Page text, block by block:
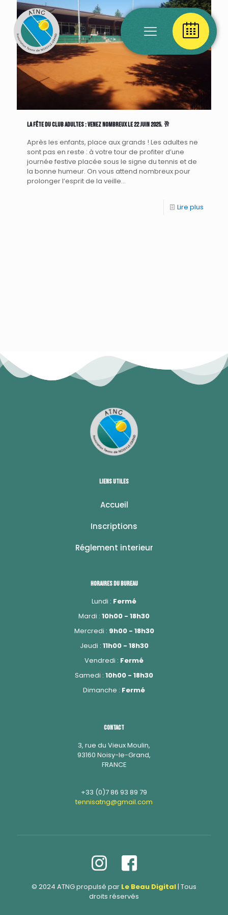
La fête du club ADULTES : venez nombreux le 22 juin 2025. 🥂
Après les enfants, place aux grands ! Les adultes ne
sont pas en reste : à votre tour de profiter d’une
journée festive placée sous le signe du tennis et de
la bonne humeur. On vous attend nombreux pour
prolonger l’esprit de la veille…
Lire plus
Liens utiles
Accueil
Inscriptions
Réglement interieur
Horaires du bureau
Lundi : Fermé
Mardi : 10h00 - 18h30
Mercredi : 9h00 - 18h30
Jeudi : 11h00 - 18h30
Vendredi : Fermé
Samedi : 10h00 - 18h30
Dimanche : Fermé
Contact
3, rue du Vieux Moulin,
93160 Noisy-le-Grand,
FRANCE
+33 (0)7 86 93 89 79
tennisatng@gmail.com
© 2024 ATNG propulsé par Le Beau Digital| Tous
droits réservés